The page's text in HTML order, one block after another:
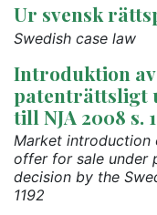
Ur svensk
Swedish case law
Introduktion
patenträttsligt
till NJA 2008 s.
Market introduction
offer for sale under
decision by the
1192